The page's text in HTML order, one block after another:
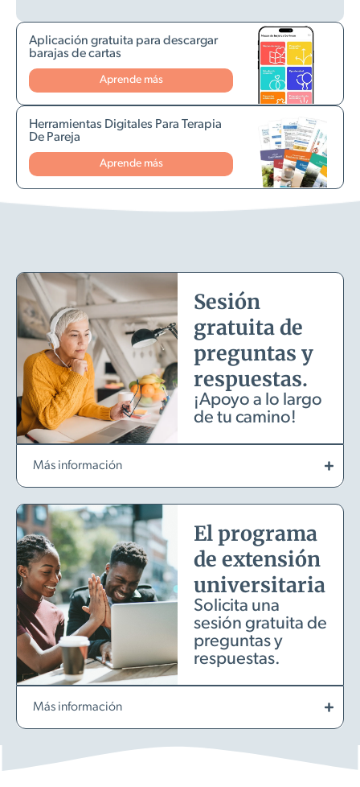
Aplicación gratuita para descargar
barajas de cartas
Aprende más
Herramientas Digitales Para Terapia
De Pareja
Aprende más
Sesión
gratuita de
preguntas y
respuestas.
¡Apoyo a lo largo
de tu camino!
Más información
El programa
de extensión
universitaria
Solicita una
sesión gratuita de
preguntas y
respuestas.
Más información